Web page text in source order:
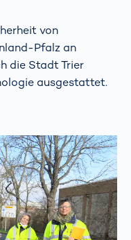
von
Pfalz an
die Stadt Trier
ausgestattet.